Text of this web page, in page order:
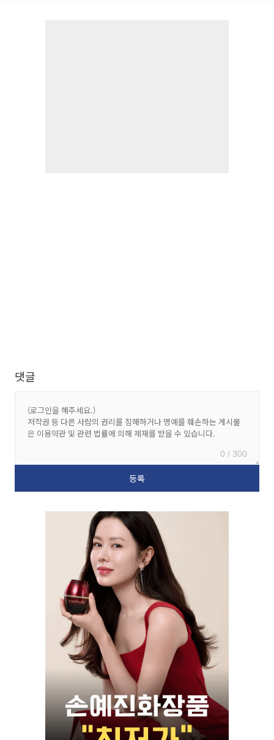
댓글
0 / 300